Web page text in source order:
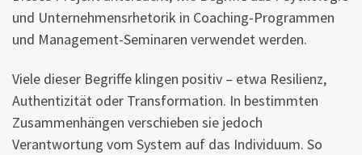
und Unternehmensrhetorik in Coaching-Programmen
und Management-Seminaren verwendet werden.
Viele dieser Begriffe klingen positiv – etwa Resilienz,
Authentizität oder Transformation. In bestimmten
Zusammenhängen verschieben sie jedoch
Verantwortung vom System auf das Individuum. So